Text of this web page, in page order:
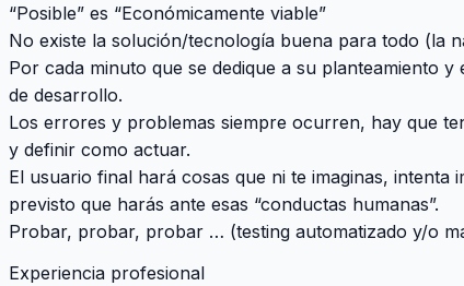
“Posible” es “Económicamente viable”
No existe la solución/tecnología buena para todo (la
Por cada minuto que se dedique a su planteamiento
de desarrollo.
Los errores y problemas siempre ocurren, hay que
y definir como actuar.
El usuario final hará cosas que ni te imaginas, intenta
previsto que harás ante esas “conductas humanas”.
Probar, probar, probar … (testing automatizado y/o
Experiencia profesional